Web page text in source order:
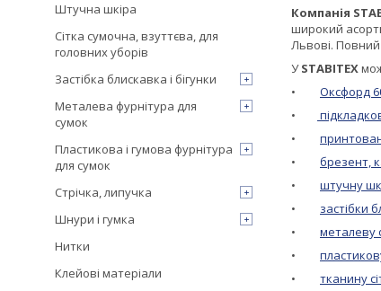
Компанія
широкий
Львові.
УSTABITEX
• Оксфорд
•
•
• брезент,
• штучну
• застібки
• металеву
•
• тканину
Штучна шкіра
Сітка сумочна, взуттєва, для
головних уборів
Застібка блискавка і бігунки
Металева фурнітура для
сумок
Пластикова і гумова фурнітура
для сумок
Стрічка, липучка
Шнури і гумка
Нитки
Клейові матеріали